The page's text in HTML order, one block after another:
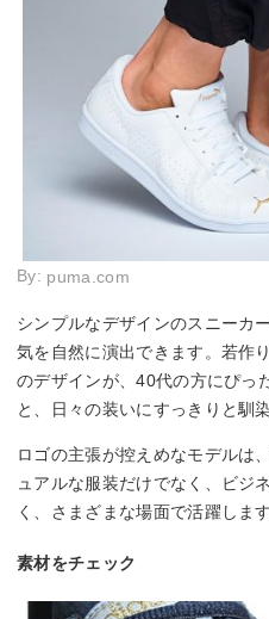
By: puma.com
シンプルなデザインのスニーカ
気を自然に演出できます。若作
のデザインが、40代の方にぴっ
と、日々の装いにすっきりと馴
ロゴの主張が控えめなモデルは
ュアルな服装だけでなく、ビジ
く、さまざまな場面で活躍します
素材をチェック